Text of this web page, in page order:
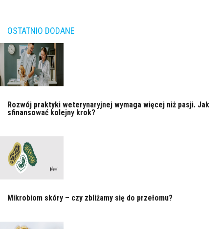
OSTATNIO DODANE
Rozwój praktyki weterynaryjnej wymaga więcej niż pasji. Jak
sfinansować kolejny krok?
Mikrobiom skóry – czy zbliżamy się do przełomu?